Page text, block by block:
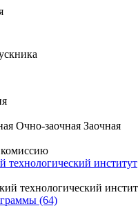
Очно-заочная Заочная
институт
(64)